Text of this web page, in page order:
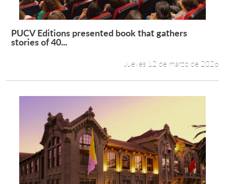
Leer más +
PUCV Editions presented book that gathers
stories of 40...
Jueves 12 de marzo de 2026